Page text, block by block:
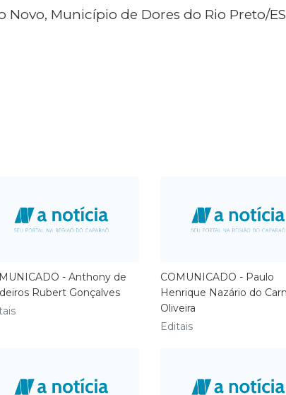
Novo, Município de Dores do Rio Preto/
- Anthony de
Rubert Gonçalves
COMUNICADO - Paulo
Henrique Nazário do
Oliveira
Editais